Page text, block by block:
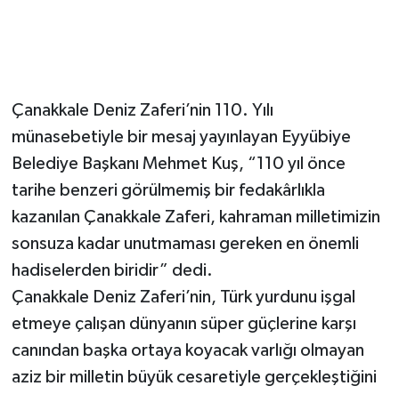
Çanakkale Deniz Zaferi’nin 110. Yılı
münasebetiyle bir mesaj yayınlayan Eyyübiye
Belediye Başkanı Mehmet Kuş, “110 yıl önce
tarihe benzeri görülmemiş bir fedakârlıkla
kazanılan Çanakkale Zaferi, kahraman milletimizin
sonsuza kadar unutmaması gereken en önemli
hadiselerden biridir” dedi.
Çanakkale Deniz Zaferi’nin, Türk yurdunu işgal
etmeye çalışan dünyanın süper güçlerine karşı
canından başka ortaya koyacak varlığı olmayan
aziz bir milletin büyük cesaretiyle gerçekleştiğini